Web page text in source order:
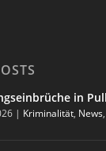
in
| Kriminalität, News,